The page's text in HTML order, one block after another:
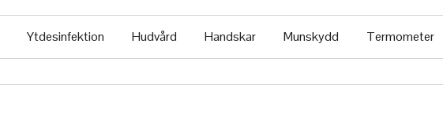
Ytdesinfektion Hudvård Handskar Munskydd Termometer